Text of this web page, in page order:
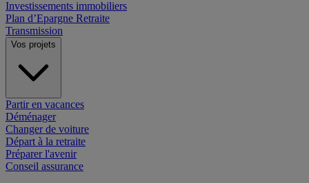
Investissements immobiliers
Plan d’Epargne Retraite
Transmission
Vos projets
Partir en vacances
Déménager
Changer de voiture
Départ à la retraite
Préparer l'avenir
Conseil assurance